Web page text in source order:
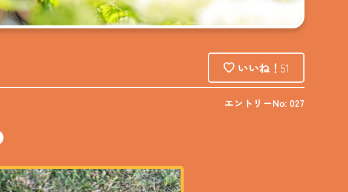
いいね！ 51
エントリーNo: 027